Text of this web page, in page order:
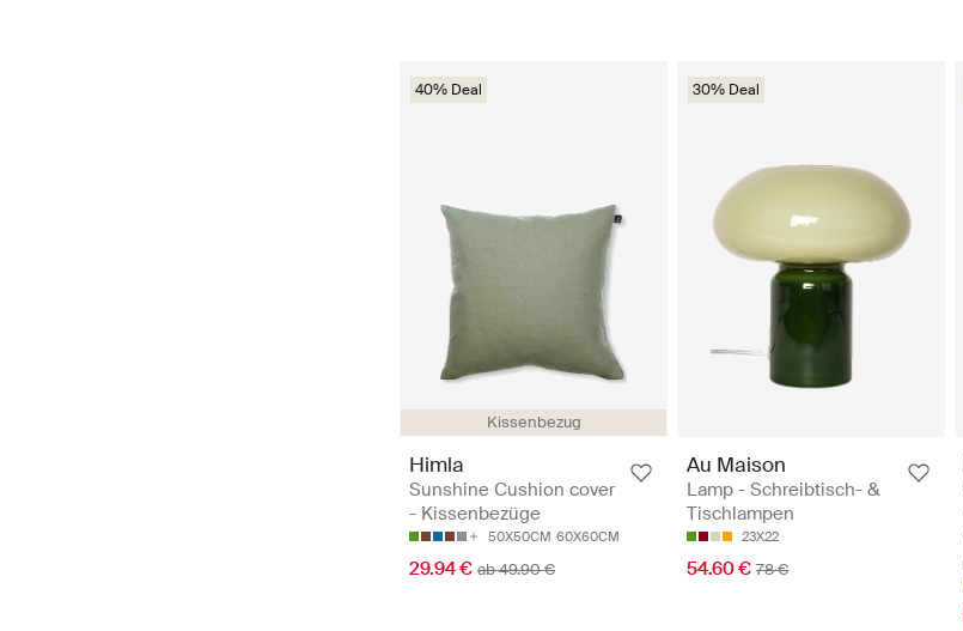
Kissenbezug
40% Deal
Himla
Sunshine Cushion cover
- Kissenbezüge
50X50CM 60X60CM
29.94 € ab 49.90 €
30% Deal
Au Maison
Lamp - Schreibtisch- &
Tischlampen
23X22
54.60 € 78 €